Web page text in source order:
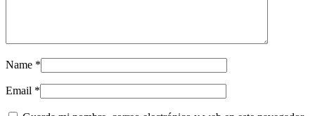
Name *
Email *